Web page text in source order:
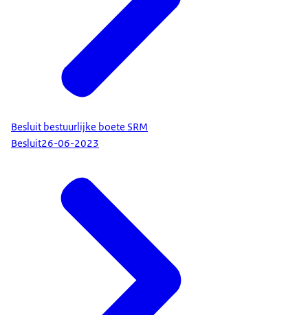
Besluit bestuurlijke boete SRM
Besluit26-06-2023